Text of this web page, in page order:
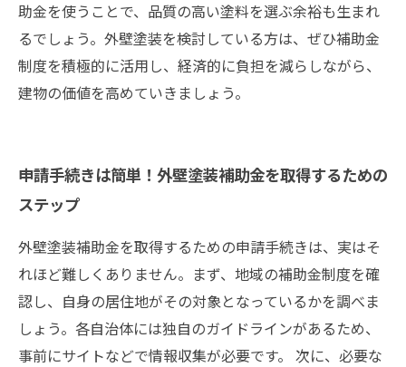
助金を使うことで、品質の高い塗料を選ぶ余裕も生まれ
るでしょう。外壁塗装を検討している方は、ぜひ補助金
制度を積極的に活用し、経済的に負担を減らしながら、
建物の価値を高めていきましょう。
申請手続きは簡単！外壁塗装補助金を取得するための
ステップ
外壁塗装補助金を取得するための申請手続きは、実はそ
れほど難しくありません。まず、地域の補助金制度を確
認し、自身の居住地がその対象となっているかを調べま
しょう。各自治体には独自のガイドラインがあるため、
事前にサイトなどで情報収集が必要です。 次に、必要な